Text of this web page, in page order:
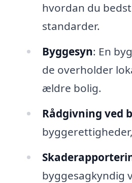
hvordan du
standarder.
Byggesyn: En
de overholder
ældre bolig.
Rådgivning ved
byggesagkyndig